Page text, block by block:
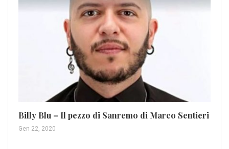
Billy Blu – Il pezzo di Sanremo di Marco Sentieri
Gen 22, 2020